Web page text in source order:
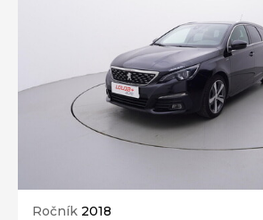
Ročník 2018